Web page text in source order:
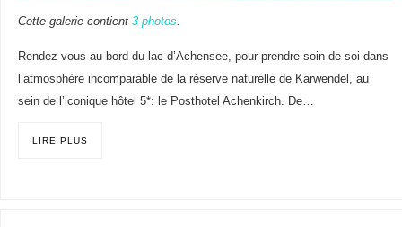
Cette galerie contient 3 photos.
Rendez-vous au bord du lac d’Achensee, pour prendre soin de soi dans
l’atmosphère incomparable de la réserve naturelle de Karwendel, au
sein de l’iconique hôtel 5*: le Posthotel Achenkirch. De…
LIRE PLUS